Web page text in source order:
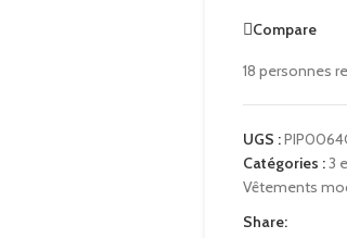
Compare
18 personnes
UGS :
Catégories :3
Vêtements
Share: